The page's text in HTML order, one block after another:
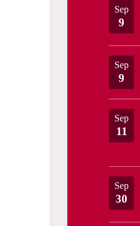
Sep
9
Sep
9
Sep
11
Sep
30